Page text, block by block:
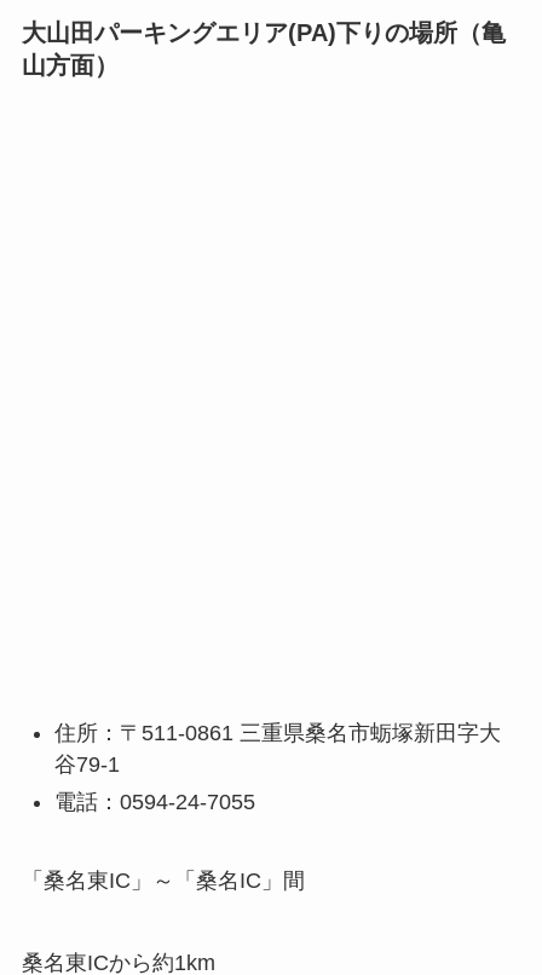
大山田パーキングエリア(PA)下りの場所（亀
山方面）
住所：〒511-0861 三重県桑名市蛎塚新田字大
谷79-1
電話：0594-24-7055
「桑名東IC」～「桑名IC」間
桑名東ICから約1km